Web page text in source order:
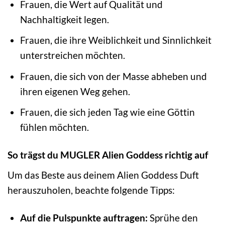
Frauen, die Wert auf Qualität und
Nachhaltigkeit legen.
Frauen, die ihre Weiblichkeit und Sinnlichkeit
unterstreichen möchten.
Frauen, die sich von der Masse abheben und
ihren eigenen Weg gehen.
Frauen, die sich jeden Tag wie eine Göttin
fühlen möchten.
So trägst du MUGLER Alien Goddess richtig auf
Um das Beste aus deinem Alien Goddess Duft
herauszuholen, beachte folgende Tipps:
Auf die Pulspunkte auftragen: Sprühe den